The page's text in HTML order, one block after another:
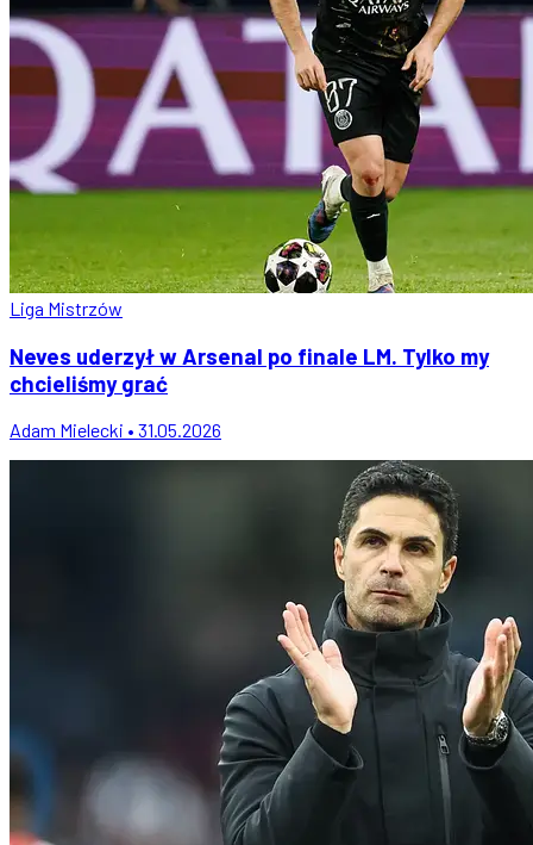
Liga Mistrzów
Neves uderzył w Arsenal po finale LM. Tylko my
chcieliśmy grać
Adam Mielecki • 31.05.2026